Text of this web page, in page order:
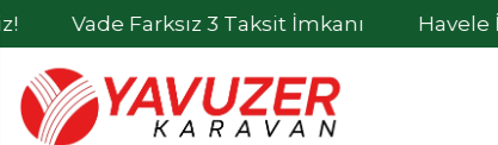
Farksız 3 Taksit İmkanı Havele İle